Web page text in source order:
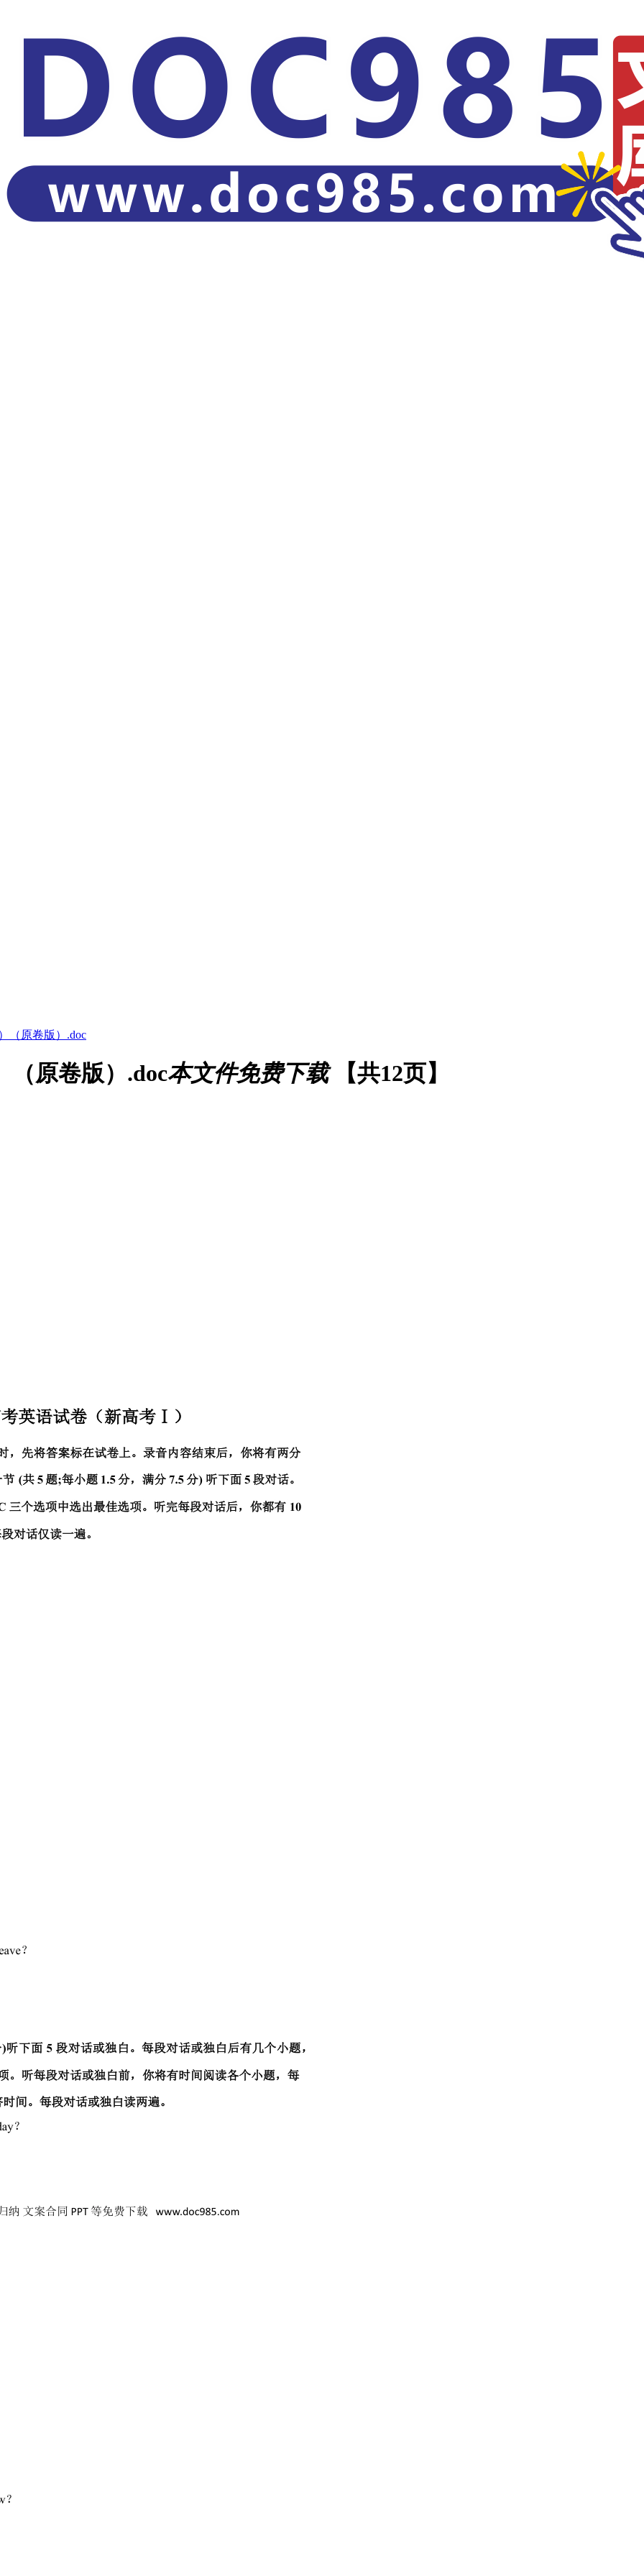
（原卷版）.doc
（原卷版）.doc本文件免费下载【共12页】